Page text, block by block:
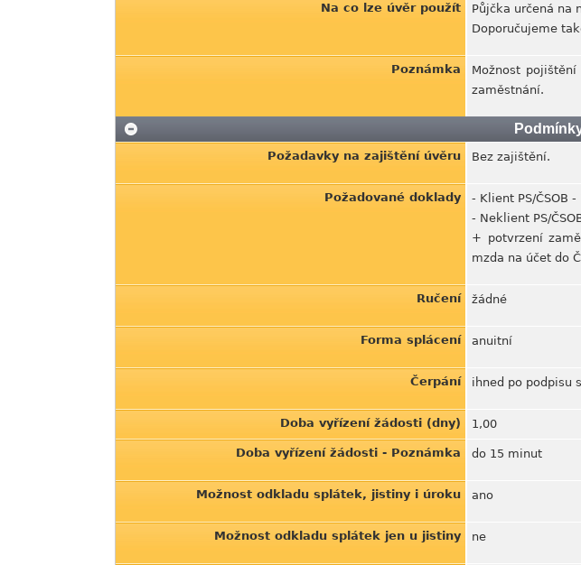
Na co lze úvěr použít
Půjčka určená na
Doporučujeme
Poznámka
Možnost
zaměstnání.
Požadavky na zajištění úvěru Bez zajištění.
Požadované doklady
- Klient PS/ČSOB
- Neklient PS/
+ potvrzení
mzda na účet do
Ručení žádné
Forma splácení anuitní
Čerpání ihned po podpisu
Doba vyřízení žádosti (dny) 1,00
Doba vyřízení žádosti - Poznámka do 15 minut
Možnost odkladu splátek, jistiny i úroku ano
Možnost odkladu splátek jen u jistiny ne